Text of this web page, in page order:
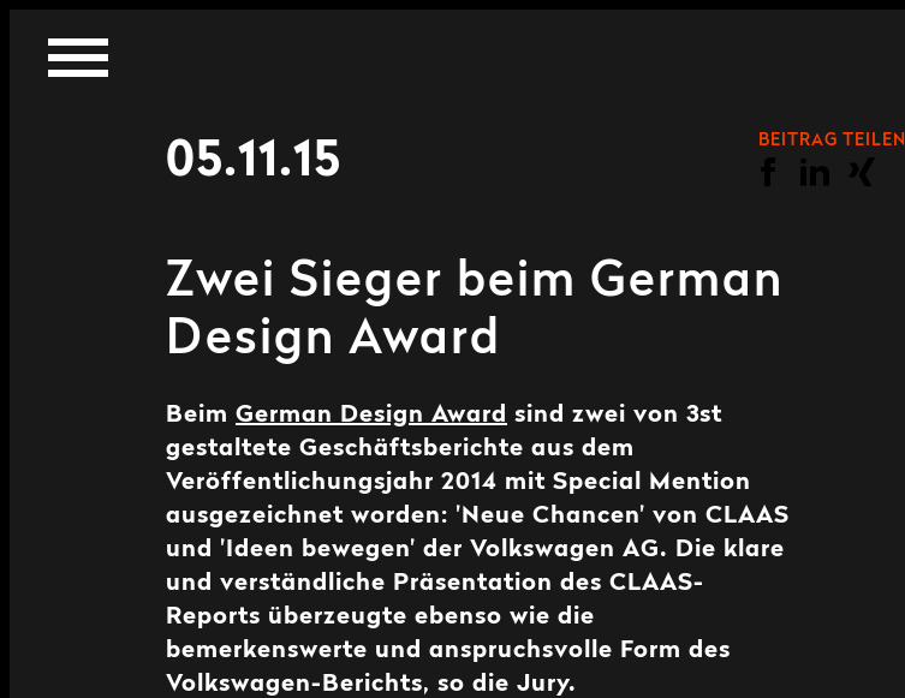
05.11.15 BEITRAG TEILEN
Zwei Sieger beim German
Design Award
Beim German Design Award sind zwei von 3st
gestaltete Geschäftsberichte aus dem
Veröffentlichungsjahr 2014 mit Special Mention
ausgezeichnet worden: 'Neue Chancen' von CLAAS
und 'Ideen bewegen' der Volkswagen AG. Die klare
und verständliche Präsentation des CLAAS-
Reports überzeugte ebenso wie die
bemerkenswerte und anspruchsvolle Form des
Volkswagen-Berichts, so die Jury.